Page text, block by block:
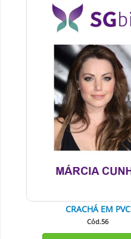
CRACHÁ EM PVC
Cód.56